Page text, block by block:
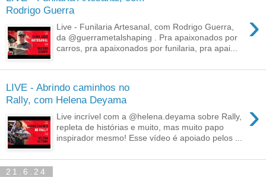
Rodrigo Guerra
›
Live - Funilaria Artesanal, com Rodrigo Guerra,
da @guerrametalshaping . Pra apaixonados por
carros, pra apaixonados por funilaria, pra apai...
LIVE - Abrindo caminhos no
Rally, com Helena Deyama
›
Live incrível com a @helena.deyama sobre Rally,
repleta de histórias e muito, mas muito papo
inspirador mesmo! Esse vídeo é apoiado pelos ...
21.6.24